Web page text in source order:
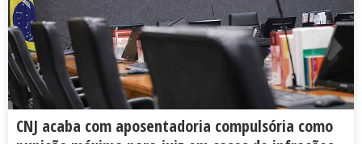
CNJ acaba com aposentadoria compulsória como